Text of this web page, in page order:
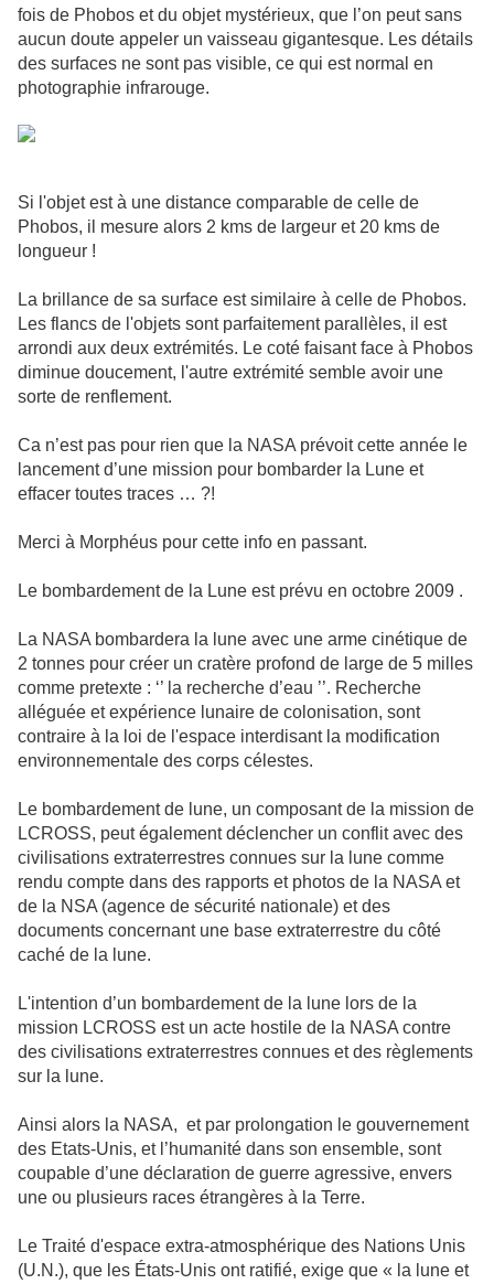
fois de Phobos et du objet mystérieux, que l’on peut sans
aucun doute appeler un vaisseau gigantesque. Les détails
des surfaces ne sont pas visible, ce qui est normal en
photographie infrarouge.
Si l'objet est à une distance comparable de celle de
Phobos, il mesure alors 2 kms de largeur et 20 kms de
longueur !
La brillance de sa surface est similaire à celle de Phobos.
Les flancs de l'objets sont parfaitement parallèles, il est
arrondi aux deux extrémités. Le coté faisant face à Phobos
diminue doucement, l'autre extrémité semble avoir une
sorte de renflement.
Ca n’est pas pour rien que la NASA prévoit cette année le
lancement d’une mission pour bombarder la Lune et
effacer toutes traces … ?!
Merci à Morphéus pour cette info en passant.
Le bombardement de la Lune est prévu en octobre 2009 .
La NASA bombardera la lune avec une arme cinétique de
2 tonnes pour créer un cratère profond de large de 5 milles
comme pretexte : ‘’ la recherche d’eau ’’. Recherche
alléguée et expérience lunaire de colonisation, sont
contraire à la loi de l'espace interdisant la modification
environnementale des corps célestes.
Le bombardement de lune, un composant de la mission de
LCROSS, peut également déclencher un conflit avec des
civilisations extraterrestres connues sur la lune comme
rendu compte dans des rapports et photos de la NASA et
de la NSA (agence de sécurité nationale) et des
documents concernant une base extraterrestre du côté
caché de la lune.
L'intention d’un bombardement de la lune lors de la
mission LCROSS est un acte hostile de la NASA contre
des civilisations extraterrestres connues et des règlements
sur la lune.
Ainsi alors la NASA, et par prolongation le gouvernement
des Etats-Unis, et l’humanité dans son ensemble, sont
coupable d’une déclaration de guerre agressive, envers
une ou plusieurs races étrangères à la Terre.
Le Traité d'espace extra-atmosphérique des Nations Unis
(U.N.), que les États-Unis ont ratifié, exige que « la lune et